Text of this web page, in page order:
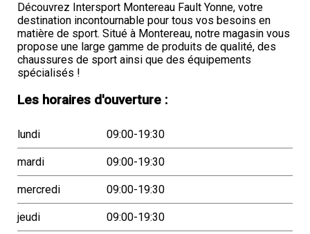
Découvrez Intersport Montereau Fault Yonne, votre
destination incontournable pour tous vos besoins en
matière de sport. Situé à Montereau, notre magasin vous
propose une large gamme de produits de qualité, des
chaussures de sport ainsi que des équipements
spécialisés !
Les horaires d'ouverture :
lundi 09:00-19:30
mardi 09:00-19:30
mercredi 09:00-19:30
jeudi 09:00-19:30